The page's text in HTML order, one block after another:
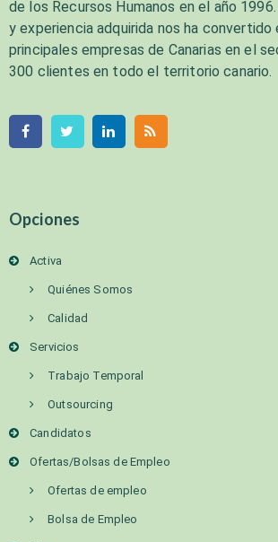
de los Recursos Humanos en el año
y experiencia adquirida nos ha convertido
principales empresas de Canarias en el
300 clientes en todo el territorio canario.
Opciones
Activa
Quiénes Somos
Calidad
Servicios
Trabajo Temporal
Outsourcing
Candidatos
Ofertas/Bolsas de Empleo
Ofertas de empleo
Bolsa de Empleo